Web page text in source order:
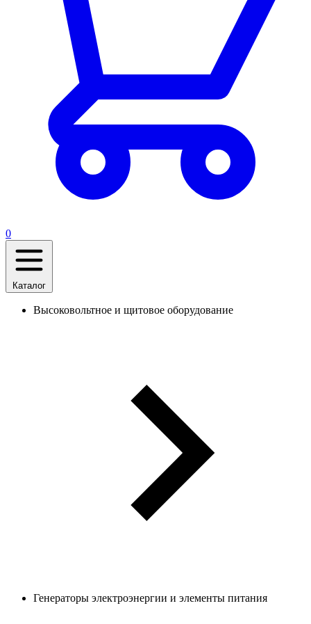
0
Каталог
Высоковольтное и щитовое оборудование
Генераторы электроэнергии и элементы питания